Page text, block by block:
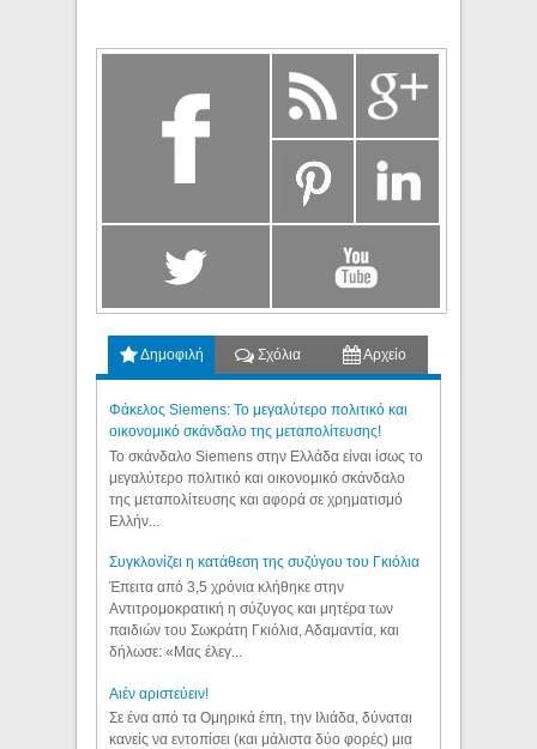
Δημοφιλή Σχόλια Αρχείο
Φάκελος Siemens: Το μεγαλύτερο πολιτικό και
οικονομικό σκάνδαλο της μεταπολίτευσης!
Το σκάνδαλο Siemens στην Ελλάδα είναι ίσως το
μεγαλύτερο πολιτικό και οικονομικό σκάνδαλο
της μεταπολίτευσης και αφορά σε χρηματισμό
Ελλήν...
Συγκλονίζει η κατάθεση της συζύγου του Γκιόλια
Έπειτα από 3,5 χρόνια κλήθηκε στην
Αντιτρομοκρατική η σύζυγος και μητέρα των
παιδιών του Σωκράτη Γκιόλια, Αδαμαντία, και
δήλωσε: «Μας έλεγ...
Aιέν αριστεύειν!
Σε ένα από τα Ομηρικά έπη, την Ιλιάδα, δύναται
κανείς να εντοπίσει (και μάλιστα δύο φορές) μια